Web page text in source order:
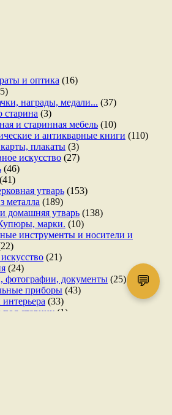
и оптика (16)
награды, медали... (37)
старина (3)
и старинная мебель (10)
и антикварные книги (110)
плакаты (3)
искусство (27)
(46)
(41)
утварь (153)
металла (189)
домашняя утварь (138)
марки. (10)
инструменты и носители и
(21)
(24)
фотографии, документы (25)
приборы (43)
(33)
старину (1)
💬